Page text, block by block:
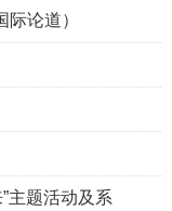
论道）
主题活动及系